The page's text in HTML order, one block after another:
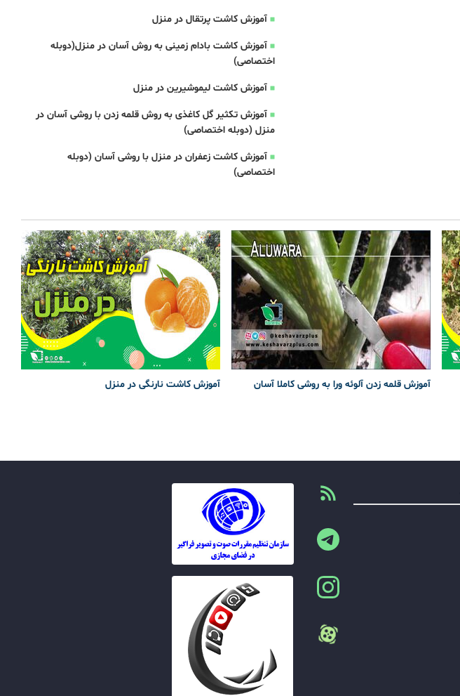
آموزش کاشت پرتقال در منزل
آموزش کاشت بادام زمینی به روش آسان در منزل(دوبله
اختصاصی)
آموزش کاشت لیموشیرین در منزل
آموزش تکثیر گل کاغذی به روش قلمه زدن با روشی آسان در
منزل (دوبله اختصاصی)
آموزش کاشت زعفران در منزل با روشی آسان (دوبله
اختصاصی)
آموزش قلمه زدن آلوئه ورا به روشی کاملا آسان آموزش کاشت نارنگی در منزل